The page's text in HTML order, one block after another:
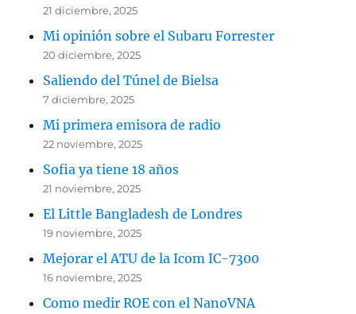
21 diciembre, 2025
Mi opinión sobre el Subaru Forrester
20 diciembre, 2025
Saliendo del Túnel de Bielsa
7 diciembre, 2025
Mi primera emisora de radio
22 noviembre, 2025
Sofia ya tiene 18 años
21 noviembre, 2025
El Little Bangladesh de Londres
19 noviembre, 2025
Mejorar el ATU de la Icom IC-7300
16 noviembre, 2025
Como medir ROE con el NanoVNA